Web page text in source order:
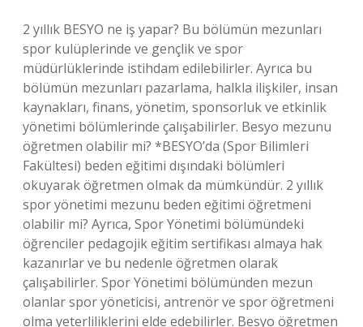
2 yıllık BESYO ne iş yapar? Bu bölümün mezunları
spor kulüplerinde ve gençlik ve spor
müdürlüklerinde istihdam edilebilirler. Ayrıca bu
bölümün mezunları pazarlama, halkla ilişkiler, insan
kaynakları, finans, yönetim, sponsorluk ve etkinlik
yönetimi bölümlerinde çalışabilirler. Besyo mezunu
öğretmen olabilir mi? *BESYO’da (Spor Bilimleri
Fakültesi) beden eğitimi dışındaki bölümleri
okuyarak öğretmen olmak da mümkündür. 2 yıllık
spor yönetimi mezunu beden eğitimi öğretmeni
olabilir mi? Ayrıca, Spor Yönetimi bölümündeki
öğrenciler pedagojik eğitim sertifikası almaya hak
kazanırlar ve bu nedenle öğretmen olarak
çalışabilirler. Spor Yönetimi bölümünden mezun
olanlar spor yöneticisi, antrenör ve spor öğretmeni
olma yeterliliklerini elde edebilirler. Besyo öğretmen